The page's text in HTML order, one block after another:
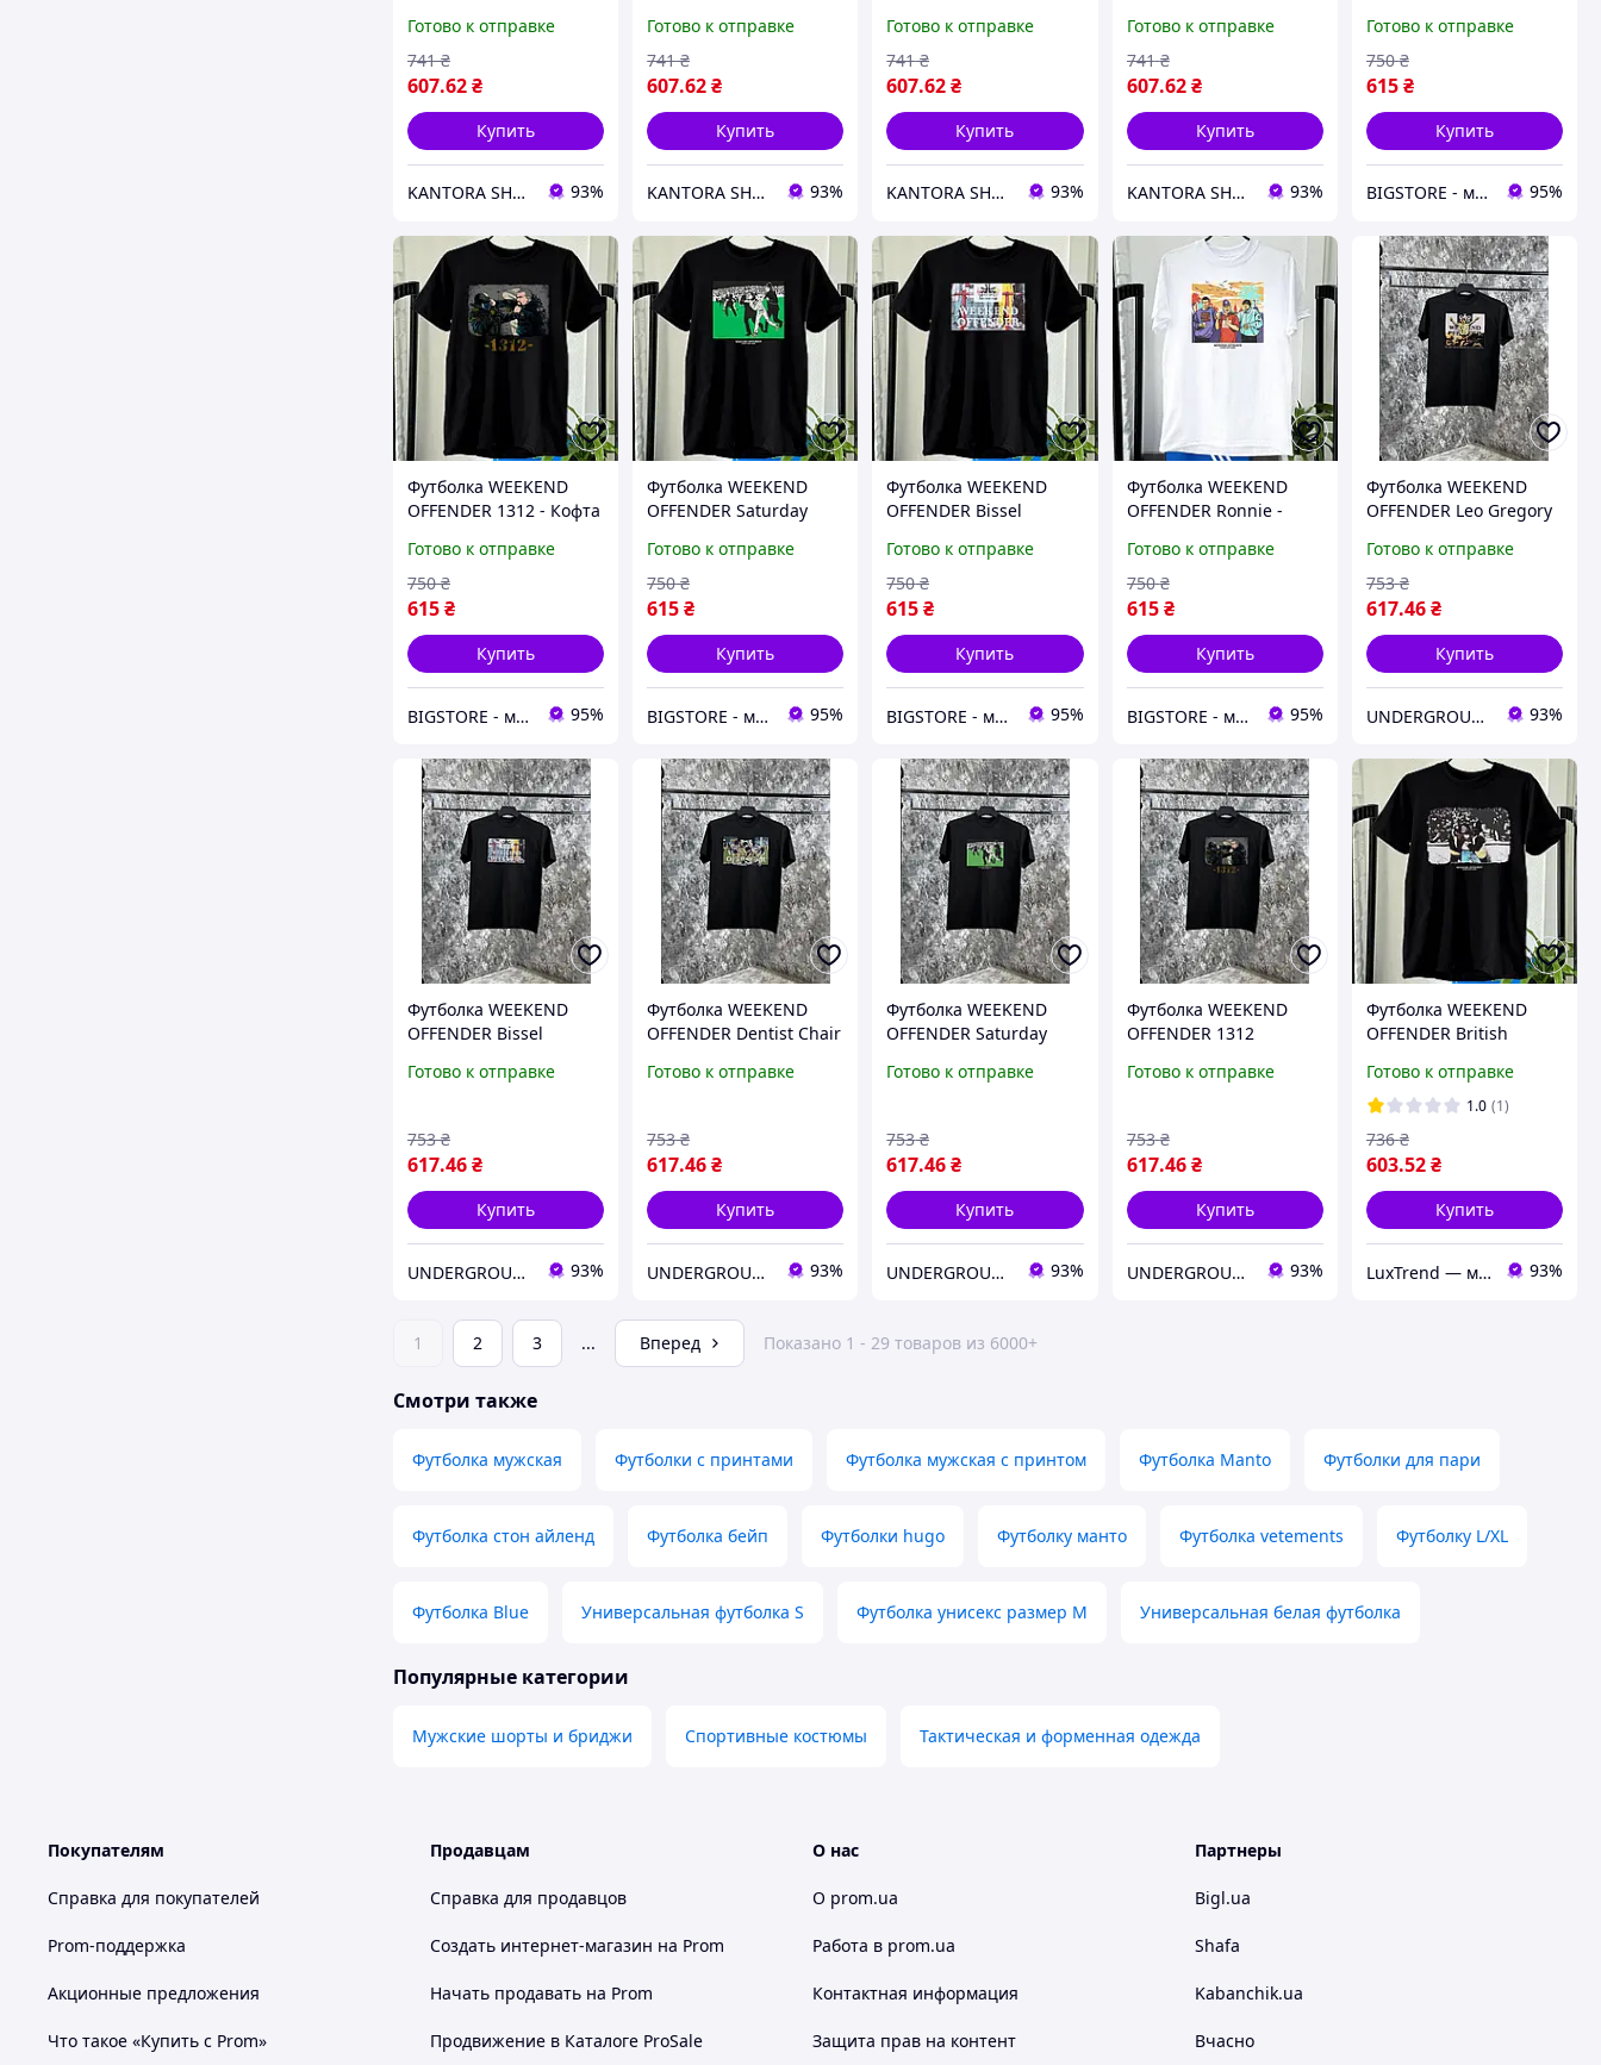
Готово к отправке
607.62₴
741 ₴
Купить
KANTORA SHOP - магазин брендовой одежды 93%
Готово к отправке
607.62₴
741 ₴
Купить
KANTORA SHOP - магазин брендовой одежды 93%
Готово к отправке
607.62₴
741 ₴
Купить
KANTORA SHOP - магазин брендовой одежды 93%
Готово к отправке
607.62 ₴
741 ₴
Купить
KANTORA SHOP - магазин брендовой одежды 93%
Черный
Готово к отправке
615₴
750 ₴
Купить
BIGSTORE - магазин одежды 95%
Футболка WEEKEND
OFFENDER 1312 - Кофта
Готово к отправке
615₴
750 ₴
Купить
BIGSTORE - магазин одежды 95%
Футболка WEEKEND
OFFENDER Saturday
WK - Черный
Готово к отправке
615₴
750 ₴
Купить
BIGSTORE - магазин одежды 95%
Футболка WEEKEND
OFFENDER Bissel
Черный
Готово к отправке
615₴
750 ₴
Купить
BIGSTORE - магазин одежды 95%
Футболка WEEKEND
OFFENDER Ronnie -
Готово к отправке
615 ₴
750 ₴
Купить
BIGSTORE - магазин одежды 95%
Футболка WEEKEND
OFFENDER Leo Gregory
Готово к отправке
617.46₴
753 ₴
Купить
UNDERGROUND STORE - магазин брендовой одежды 93%
Футболка WEEKEND
OFFENDER Bissel
Готово к отправке
617.46₴
753 ₴
Купить
UNDERGROUND STORE - магазин брендовой одежды 93%
Футболка WEEKEND
OFFENDER Dentist Chair
Готово к отправке
617.46₴
753 ₴
Купить
UNDERGROUND STORE - магазин брендовой одежды 93%
Футболка WEEKEND
OFFENDER Saturday
Готово к отправке
617.46₴
753 ₴
Купить
UNDERGROUND STORE - магазин брендовой одежды 93%
Футболка WEEKEND
OFFENDER 1312
Готово к отправке
617.46 ₴
753 ₴
Купить
UNDERGROUND STORE - магазин брендовой одежды 93%
Футболка WEEKEND
OFFENDER British
Черный
Готово к отправке
1.0 (1)
603.52₴
736 ₴
Купить
LuxTrend — магазин трендовой одежды 93%
1 2 3 ... Вперед Показано 1 - 29 товаров из 6000+
Смотри также
Футболка мужская Футболки с принтами Футболка мужская с принтом Футболка Manto Футболки для пари
Футболка стон айленд Футболка бейп Футболки hugo Футболку манто Футболка vetements Футболку L/XL
Футболка Blue Универсальная футболка S Футболка унисекс размер M Универсальная белая футболка
Популярные категории
Мужские шорты и бриджи Спортивные костюмы Тактическая и форменная одежда
Покупателям
Справка для покупателей
Prom-поддержка
Акционные предложения
Что такое «Купить с Prom»
Продавцам
Справка для продавцов
Создать интернет-магазин на Prom
Начать продавать на Prom
Продвижение в Каталоге ProSale
О нас
О prom.ua
Работа в prom.ua
Контактная информация
Защита прав на контент
Партнеры
Bigl.ua
Shafa
Kabanchik.ua
Вчасно